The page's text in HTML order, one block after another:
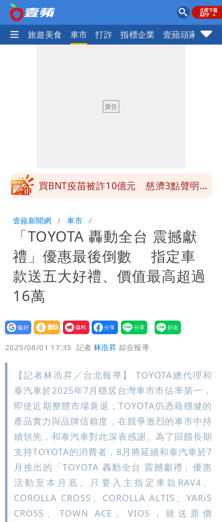
產王 旅遊美食 車市 打詐 指標企業 壹蘋頭家 健
當年缺疫苗缺快篩缺口罩 王鴻薇：陳時
很多謹慎判斷當時未被理解
買BNT疫苗被詐10億元 慈濟3點聲明：
團有機會詐騙慈濟的就是民進黨
營建署前處長收廠商百萬賄款 終判3年
8月將入監
當年缺疫苗缺快篩缺口罩 王鴻薇：陳時
中哪來勇氣要別人道歉
壹蘋新聞網 車市
「TOYOTA 轟動全台 震撼獻
禮」優惠最後倒數 指定車
款送五大好禮、價值最高超過
16萬
設為
贊助
我要
爆料
2025/08/01 17:35 記者林浩昇 綜合報導
【記者林浩昇／台北報導】 TOYOTA總代理和
泰汽車於2025年7月穩居台灣車市市佔率第一，
即使近期整體市場衰退，TOYOTA仍憑藉穩健的
產品實力與品牌信賴度，在競爭激烈的車市中持
續領先，和泰汽車對此深表感謝。為了回饋長期
支持TOYOTA的消費者，8月將延續和泰汽車於7
月推出的「TOYOTA 轟動全台 震撼獻禮」優惠
活動至本月底。只要入主指定車款RAV4、
COROLLA CROSS、COROLLA ALTIS、YARiS
CROSS、TOWN ACE、VIOS，就送原價